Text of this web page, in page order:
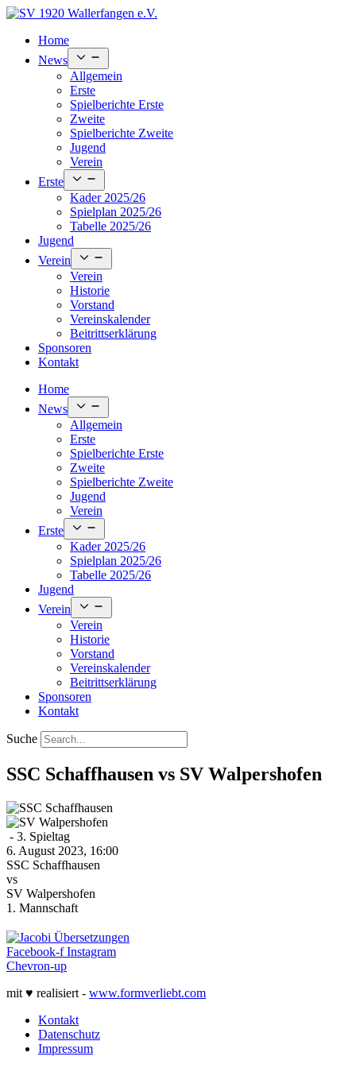
Skip
contentHome
News
menu
Allgemein
Erste
Spielberichte Erste
Zweite
Spielberichte Zweite
Jugend
Verein
Erste
menu
Kader 2025/26
Spielplan 2025/26
Tabelle 2025/26
Jugend
Verein
menu
Verein
Historie
Vorstand
Vereinskalender
Beitrittserklärung
Sponsoren
Kontakt
Home
News
menu
Allgemein
Erste
Spielberichte Erste
Zweite
Spielberichte Zweite
Jugend
Verein
Erste
menu
Kader 2025/26
Spielplan 2025/26
Tabelle 2025/26
Jugend
Verein
menu
Verein
Historie
Vorstand
Vereinskalender
Beitrittserklärung
Sponsoren
Kontakt
Suche
SSC Schaffhausen vs SV Walpershofen
- 3. Spieltag
6. August 2023, 16:00
SSC Schaffhausen
vs
SV Walpershofen
1. Mannschaft
Facebook-f Instagram
Chevron-up
mit ♥ realisiert - www.formverliebt.com
Kontakt
Datenschutz
Impressum